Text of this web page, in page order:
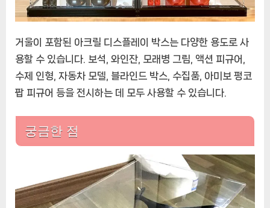
거울이 포함된 아크릴 디스플레이 박스는 다양한 용도로 사
용할 수 있습니다. 보석, 와인잔, 모래병 그림, 액션 피규어,
수제 인형, 자동차 모델, 블라인드 박스, 수집품, 아미보 펑코
팝 피규어 등을 전시하는 데 모두 사용할 수 있습니다.
궁금한 점